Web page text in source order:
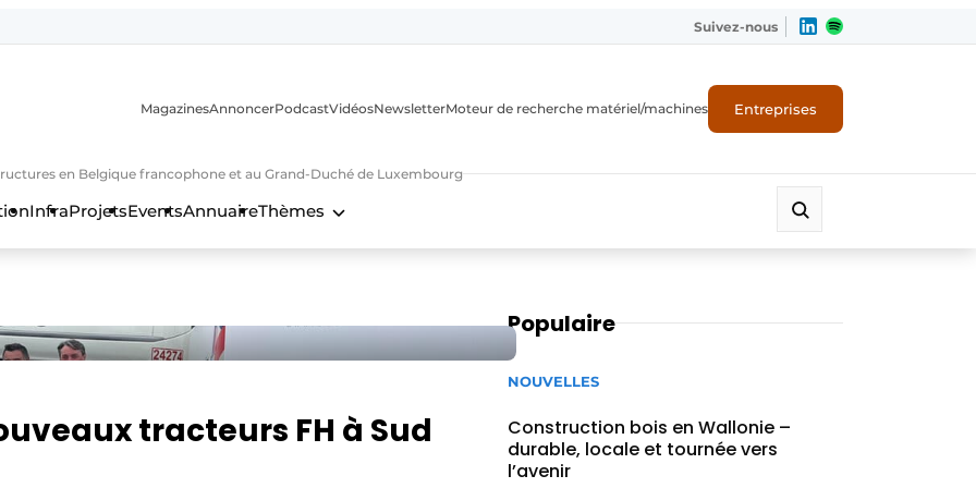
Suivez-nous
en Belgique francophone et au Grand-Duché de Luxembourg
MagazinesAnnoncerPodcastVidéosNewsletterMoteur de recherche matériel/machines Entreprises
InfraProjetsEventsAnnuaireThèmes
tracteurs FH à Sud
Populaire
NOUVELLES
Construction bois en Wallonie –
durable, locale et tournée vers
l’avenir